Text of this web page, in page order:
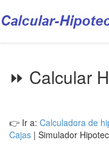
⏩ Calcular
👉 Ir a: Calculadora de
Cajas | Simulador